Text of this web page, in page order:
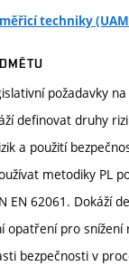
techniky
požadavky
definovat druhy
a použití
metodiky PL
EN 62061. Dokáží
opatření pro snížení
bezpečnosti v